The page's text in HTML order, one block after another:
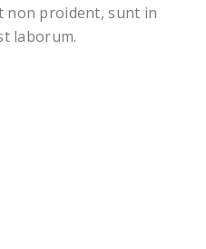
non proident, sunt in
laborum.